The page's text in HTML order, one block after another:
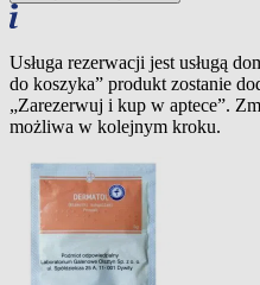
Usługa rezerwacji jest usługą
do koszyka” produkt zostanie
„Zarezerwuj i kup w aptece”.
możliwa w kolejnym kroku.